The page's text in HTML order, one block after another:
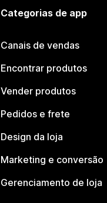
Categorias de app
Canais de vendas
Encontrar produtos
Vender produtos
Pedidos e frete
Design da loja
Marketing e conversão
Gerenciamento de loja